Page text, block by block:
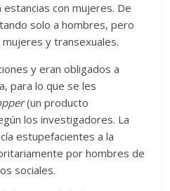
con mujeres. De
solo a hombres, pero
y transexuales.
y eran obligados a
para lo que se les
(un producto
los investigadores. La
estupefacientes a la
por hombres de
sociales.